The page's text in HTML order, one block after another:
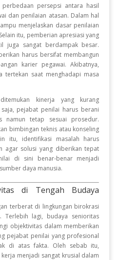
persepsi antara hasil
dan penilaian atasan. Dalam hal
menjelaskan dasar penilaian
Selain itu, pemberian apresiasi yang
juga sangat berdampak besar.
harus bersifat membangun
karier pegawai.Akibatnya,
tertekan saat menghadapi masa
kinerja yang kurang
saja, pejabat penilai harus berani
namun tetap sesuai prosedur.
bimbingan teknis atau konseling
itu, identifikasi masalah harus
agar solusi yang diberikan tepat
di sini benar-benar menjadi
daya manusia.
di Tengah Budaya
terberat di lingkungan birokrasi
. Terlebih lagi, budaya senioritas
objektivitas dalam memberikan
pejabat penilai yang profesional
di atas fakta. Oleh sebab itu,
menjadi sangat krusial dalam